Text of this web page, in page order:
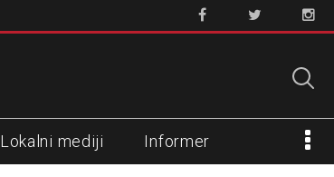
Lokalni mediji Informer